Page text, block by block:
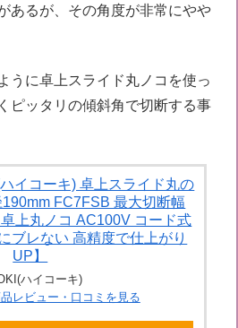
あるが、その角度が非常にやや
うに卓上スライド丸ノコを使っ
ピッタリの傾斜角で切断する事
イコーキ) 卓上スライド丸の
190mm FC7FSB 最大切断幅
上丸ノコ AC100V コード式
ブレない 高精度で仕上がり
UP】
ハイコーキ)
レビュー・口コミを見る